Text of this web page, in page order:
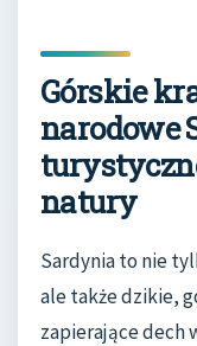
Górskie
narodowe
natury
Sardynia to nie
ale także dzikie,
zapierające dech